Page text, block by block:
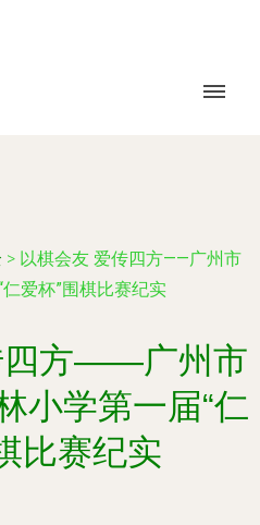
> 以棋会友 爱传四方——广州市
爱杯”围棋比赛纪实
四方——广州市
小学第一届“仁
比赛纪实